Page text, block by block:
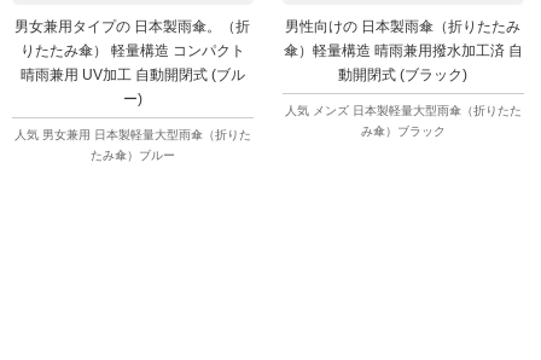
男女兼用タイプの 日本製雨傘。（折
りたたみ傘） 軽量構造 コンパクト
晴雨兼用 UV加工 自動開閉式 (ブル
ー)
人気 男女兼用 日本製軽量大型雨傘（折りた
たみ傘）ブルー
男性向けの 日本製雨傘（折りたたみ
傘）軽量構造 晴雨兼用撥水加工済 自
動開閉式 (ブラック)
人気 メンズ 日本製軽量大型雨傘（折りたた
み傘）ブラック